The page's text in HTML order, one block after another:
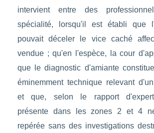
intervient entre des
spécialité, lorsqu'il est établi que
pouvait déceler le vice caché
vendue ; qu'en l'espèce, la cour
que le diagnostic d'amiante
éminemment technique relevant
et que, selon le rapport
présente dans les zones 2 et 4
repérée sans des investigations